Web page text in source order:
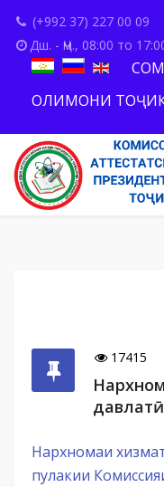
(+992 37) 227 00 09
Дш. - Ҷм., 08:00 то
ОЛИМОНИ
17415
давлатӣ
Нархномаи
пулакии